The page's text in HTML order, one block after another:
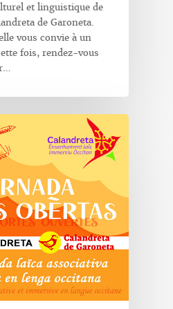
et linguistique de
de Garoneta.
vous convie à un
fois, rendez-vous